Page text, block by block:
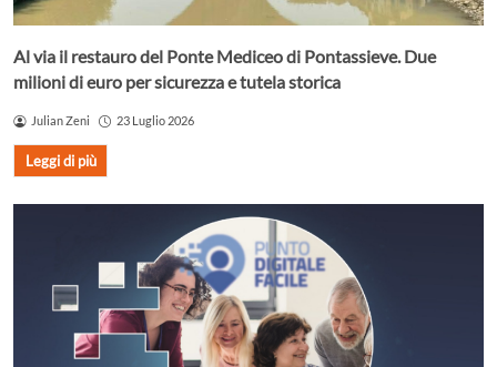
Al via il restauro del Ponte Mediceo di Pontassieve. Due
milioni di euro per sicurezza e tutela storica
Julian Zeni 23 Luglio 2026
Leggi di più